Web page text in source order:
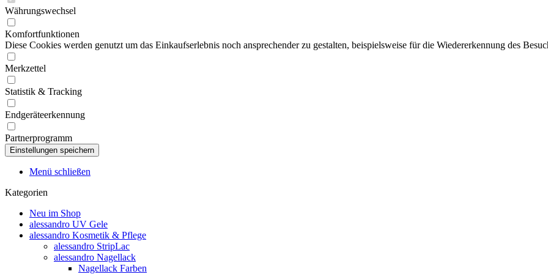
Währungswechsel
Komfortfunktionen
Diese Cookies werden genutzt um das Einkaufserlebnis noch ansprechender zu gestalten, beispielsweise für die Wiedererkennung des
Merkzettel
Statistik & Tracking
Endgeräteerkennung
Partnerprogramm
Menü schließen
Kategorien
Neu im Shop
alessandro UV Gele
alessandro Kosmetik & Pflege
alessandro StripLac
alessandro Nagellack
Nagellack Farben